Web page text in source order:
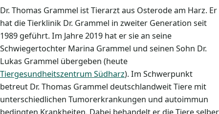
Dr. Thomas Grammel ist Tierarzt aus Osterode am Harz. Er
hat die Tierklinik Dr. Grammel in zweiter Generation seit
1989 geführt. Im Jahre 2019 hat er sie an seine
Schwiegertochter Marina Grammel und seinen Sohn Dr.
Lukas Grammel übergeben (heute
Tiergesundheitszentrum Südharz). Im Schwerpunkt
betreut Dr. Thomas Grammel deutschlandweit Tiere mit
unterschiedlichen Tumorerkrankungen und autoimmun